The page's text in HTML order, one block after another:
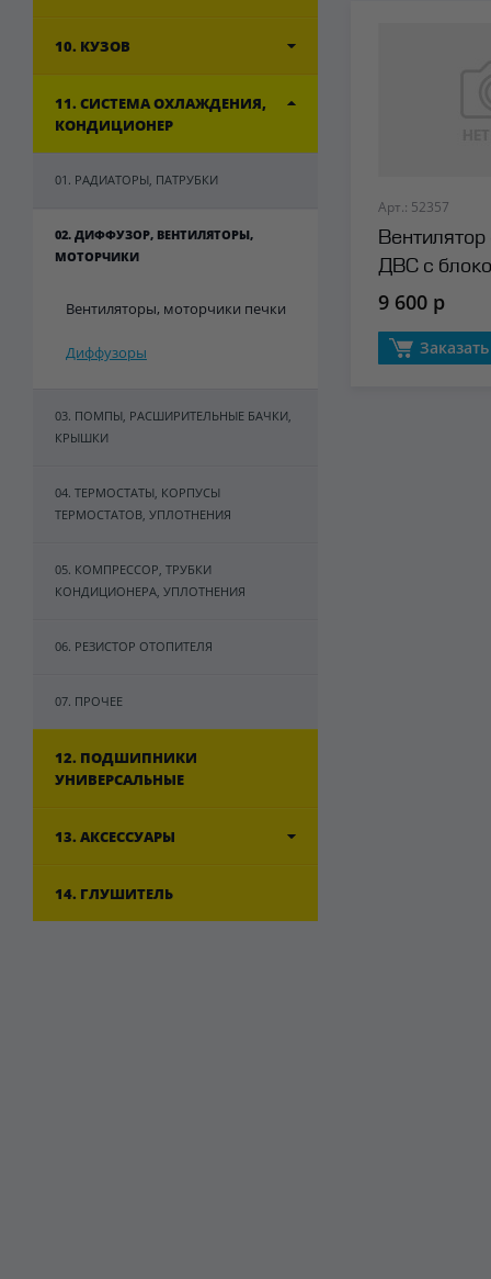
10. КУЗОВ
11. СИСТЕМА ОХЛАЖДЕНИЯ,
КОНДИЦИОНЕР
01. РАДИАТОРЫ, ПАТРУБКИ
02. ДИФФУЗОР, ВЕНТИЛЯТОРЫ,
МОТОРЧИКИ
Вентиляторы, моторчики печки
Диффузоры
03. ПОМПЫ, РАСШИРИТЕЛЬНЫЕ БАЧКИ,
КРЫШКИ
04. ТЕРМОСТАТЫ, КОРПУСЫ
ТЕРМОСТАТОВ, УПЛОТНЕНИЯ
05. КОМПРЕССОР, ТРУБКИ
КОНДИЦИОНЕРА, УПЛОТНЕНИЯ
06. РЕЗИСТОР ОТОПИТЕЛЯ
07. ПРОЧЕЕ
12. ПОДШИПНИКИ
УНИВЕРСАЛЬНЫЕ
13. АКСЕССУАРЫ
14. ГЛУШИТЕЛЬ
Арт.: 52357
ДВС с
SAT
9 600 р
Заказать